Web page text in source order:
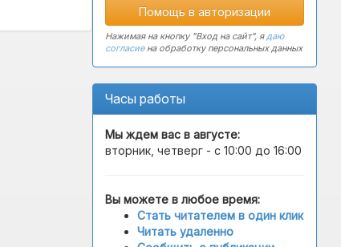
Помощь в авторизации
Нажимая на кнопку "Вход на сайт", ядаю
согласиена обработку персональных данных
Часы работы
Мы ждем вас в августе:
вторник, четверг - с 10:00 до 16:00
Вы можете в любое время:
Стать читателем в один клик
Читать удаленно